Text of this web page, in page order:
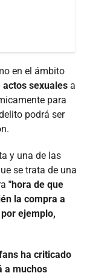
en el ámbito
sexuales a
para
podrá ser
y una de las
se trata de una
"hora de que
la compra a
ejemplo,
ha criticado
a muchos